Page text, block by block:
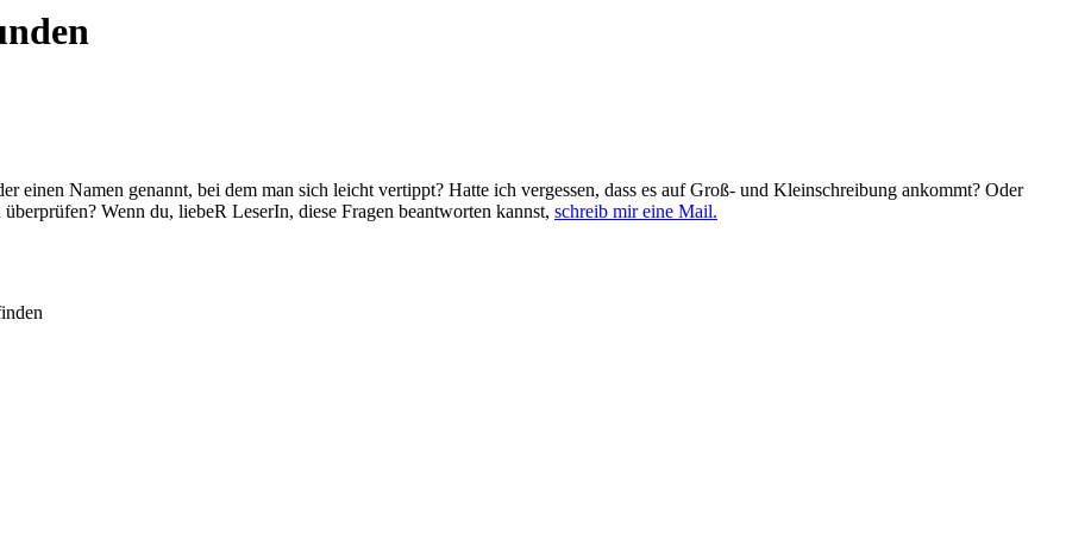
einen Namen genannt, bei dem man sich leicht vertippt? Hatte ich vergessen, dass es auf Groß- und Kleinschreibung ankommt? Oder
Wenn du, liebeR LeserIn, diese Fragen beantworten kannst, schreib mir eine Mail.